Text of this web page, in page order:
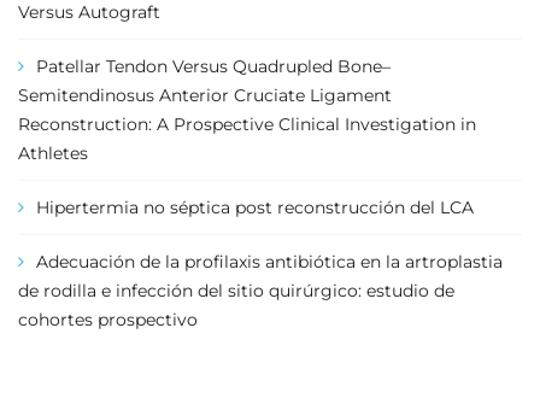
Versus Autograft
Patellar Tendon Versus Quadrupled Bone–
Semitendinosus Anterior Cruciate Ligament
Reconstruction: A Prospective Clinical Investigation in
Athletes
Hipertermia no séptica post reconstrucción del LCA
Adecuación de la profilaxis antibiótica en la artroplastia
de rodilla e infección del sitio quirúrgico: estudio de
cohortes prospectivo